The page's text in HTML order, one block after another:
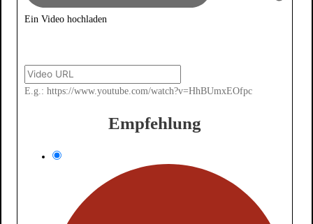
Ein Video hochladen
E.g.: https://www.youtube.com/watch?v=HhBUmxEOfpc
Empfehlung